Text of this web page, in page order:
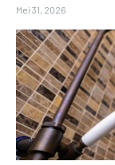
Mei 31, 2026